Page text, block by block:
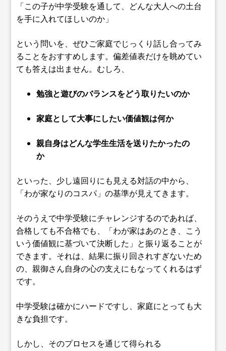
「この子が中学受験を通して、どんな大人への土台
を手に入れてほしいのか」
という問いを、ぜひご家庭でじっくり話し合ってみ
ることをおすすめします。偏差値表だけを眺めてい
ても答えは出ません。むしろ、
勉強と遊びのバランスをどう取りたいのか
家庭として大事にしたい価値観は何か
親自身はどんな学生生活を送りたかったの
か
といった、少し遠回りにも見える対話の中から、
「わが家なりのコスパ」の基準が見えてきます。
そのうえで中学受験にチャレンジするのであれば、
合格しても不合格でも、「わが家はあのとき、こう
いう価値観に基づいて決断した」と振り返ることが
できます。それは、結果に振り回されすぎないため
の、親御さん自身の心の支えにもなってくれるはず
です。
中学受験は確かにハードですし、家庭にとっても大
きな負担です。
しかし、そのプロセスを通じて得られる